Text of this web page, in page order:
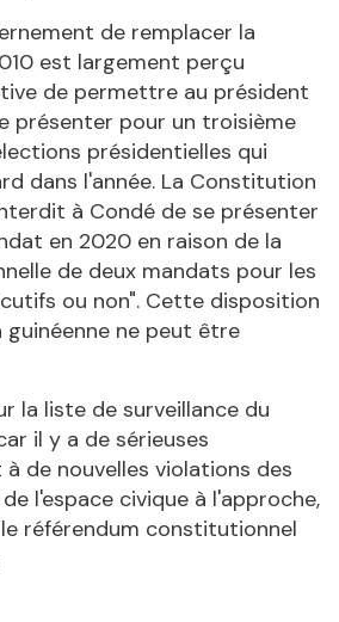
de remplacer la
est largement perçu
de permettre au président
présenter pour un troisième
présidentielles qui
dans l'année. La Constitution
à Condé de se présenter
en 2020 en raison de la
de deux mandats pour les
ou non". Cette disposition
ne peut être
la liste de surveillance du
il y a de sérieuses
de nouvelles violations des
l'espace civique à l'approche,
référendum constitutionnel